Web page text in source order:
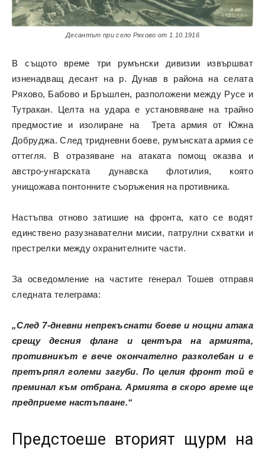
Десантът при село Ряхово от 1.10.1916
В същото време три румънски дивизии извършват
изненадващ десант на р. Дунав в района на селата
Ряхово, Бабово и Бръшлен, разположени между Русе и
Тутракан. Целта на удара е установяване на трайно
предмостие и изолиране на Трета армия от Южна
Добруджа. След тридневни боеве, румънската армия се
оттегля. В отразяване на атаката помощ оказва и
австро-унгарската дунавска флотилия, която
унищожава понтонните съоръжения на противника.
Настъпва отново затишие на фронта, като се водят
единствено разузнавателни мисии, патрулни схватки и
престрелки между охранителните части.
За осведомление на частите генерал Тошев отправя
следната телеграма:
„След 7-дневни непрекъснати боеве и нощни атака
срещу десния фланг и центъра на армията,
противникът е вече окончателно разколебан и е
претърпял големи загуби. По целия фронт той е
преминал към отбрана. Армията в скоро време ще
предприеме настъпване.“
Предстоеше вторият щурм на